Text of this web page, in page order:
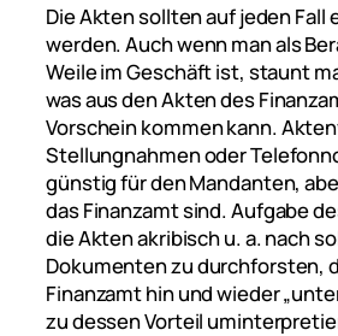
Die Akten sollten auf jeden Fall
werden. Auch wenn man als
Weile im Geschäft ist, staunt
was aus den Akten des
Vorschein kommen kann.
Stellungnahmen oder
günstig für den Mandanten,
das Finanzamt sind. Aufgabe
die Akten akribisch u. a. nach
Dokumenten zu durchforsten,
Finanzamt hin und wieder
zu dessen Vorteil